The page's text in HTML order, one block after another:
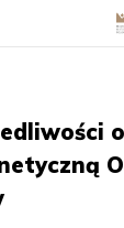
treści